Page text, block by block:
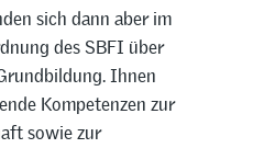
sich dann aber im
des SBFI über
Ihnen
Kompetenzen zur
sowie zur